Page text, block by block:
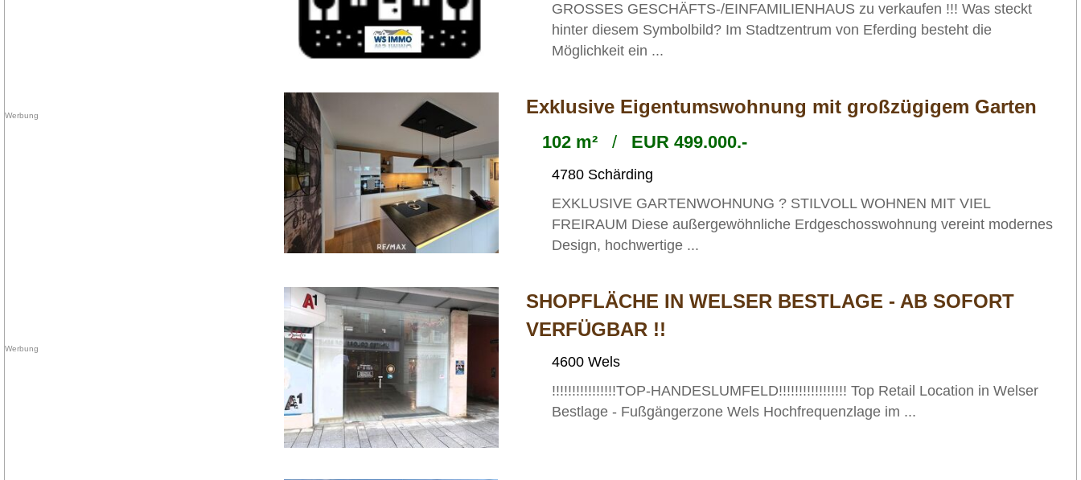
GROSSES GESCHÄFTS-/EINFAMILIENHAUS zu verkaufen !!! Was steckt
hinter diesem Symbolbild? Im Stadtzentrum von Eferding besteht die
Möglichkeit ein ...
Exklusive Eigentumswohnung mit großzügigem Garten
102 m² / EUR 499.000.-
4780 Schärding
EXKLUSIVE GARTENWOHNUNG ? STILVOLL WOHNEN MIT VIEL
FREIRAUM Diese außergewöhnliche Erdgeschosswohnung vereint modernes
Design, hochwertige ...
SHOPFLÄCHE IN WELSER BESTLAGE - AB SOFORT
VERFÜGBAR !!
4600 Wels
!!!!!!!!!!!!!!!!TOP-HANDESLUMFELD!!!!!!!!!!!!!!!!! Top Retail Location in Welser
Bestlage - Fußgängerzone Wels Hochfrequenzlage im ...